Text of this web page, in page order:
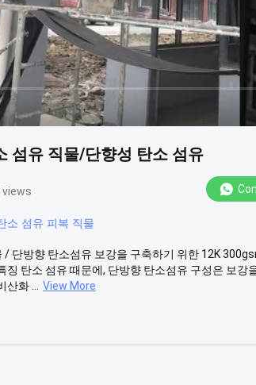
섬유 직물/단향성 탄소 섬유
views
소 섬유 피복 직물
단방향 탄소섬유 보강을 구축하기 위한 12K
탄소 섬유 때문에, 단방향 탄소섬유 구성은 보강
화 ...
View More